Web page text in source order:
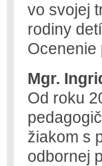
vo svojej
rodiny
Ocenenie
Mgr.
Od roku
žiakom s
odbornej